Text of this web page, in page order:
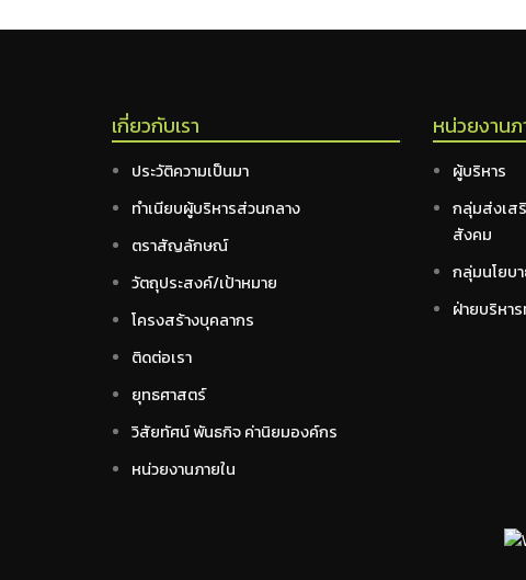
เกี่ยวกับเรา
ประวัติความเป็นมา
ทำเนียบผู้บริหารส่วนกลาง
ตราสัญลักษณ์
วัตถุประสงค์/เป้าหมาย
โครงสร้างบุคลากร
ติดต่อเรา
ยุทธศาสตร์
วิสัยทัศน์ พันธกิจ ค่านิยมองค์กร
หน่วยงานภายใน
หน่วยงานภ
ผู้บริหาร
กลุ่มส่งเส
สังคม
กลุ่มนโยบา
ฝ่ายบริหาร